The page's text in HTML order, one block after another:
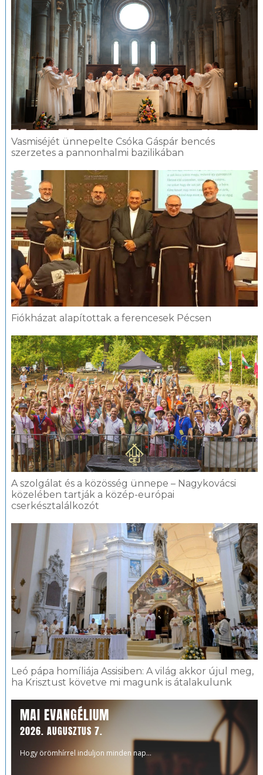
Vasmiséjét ünnepelte Csóka Gáspár bencés
szerzetes a pannonhalmi bazilikában
Fiókházat alapítottak a ferencesek Pécsen
A szolgálat és a közösség ünnepe – Nagykovácsi
közelében tartják a közép-európai
cserkésztalálkozót
Leó pápa homíliája Assisiben: A világ akkor újul meg,
ha Krisztust követve mi magunk is átalakulunk
MAI EVANGÉLIUM
2026. AUGUSZTUS 7.
Hogy örömhírrel induljon minden nap...